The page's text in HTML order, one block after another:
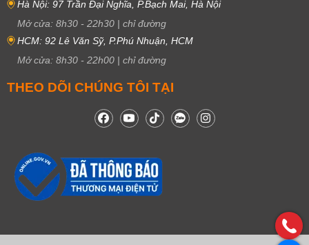
Hà Nội: 97 Trần Đại Nghĩa, P.Bạch Mai, Hà Nội
Mở cửa: 8h30 - 22h30 | chỉ đường
HCM: 92 Lê Văn Sỹ, P.Phú Nhuận, HCM
Mở cửa: 8h30 - 22h00 | chỉ đường
THEO DÕI CHÚNG TÔI TẠI